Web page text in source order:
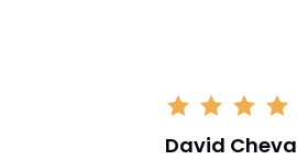
Christophe